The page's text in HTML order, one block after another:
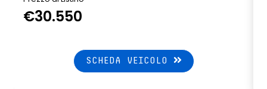
€30.550
SCHEDA VEICOLO